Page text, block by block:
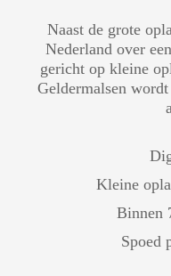
Naast de grote
Nederland over
gericht op kleine
Geldermalsen
Kleine
Binnen
Spoed